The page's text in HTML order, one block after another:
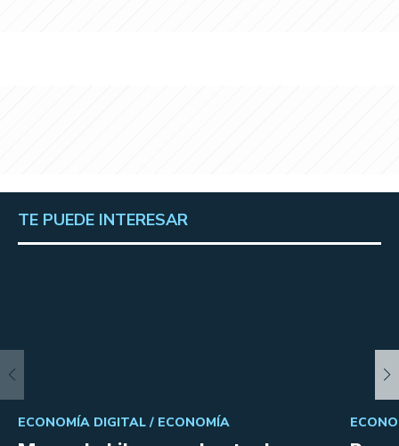
TE PUEDE INTERESAR
ECONOMÍA DIGITAL / ECONOMÍA